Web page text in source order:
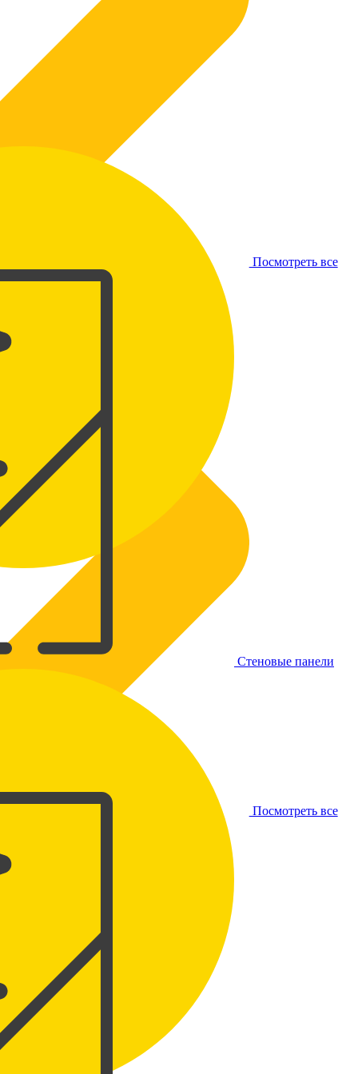
Посмотреть все
Посмотреть все
Стеновые панели